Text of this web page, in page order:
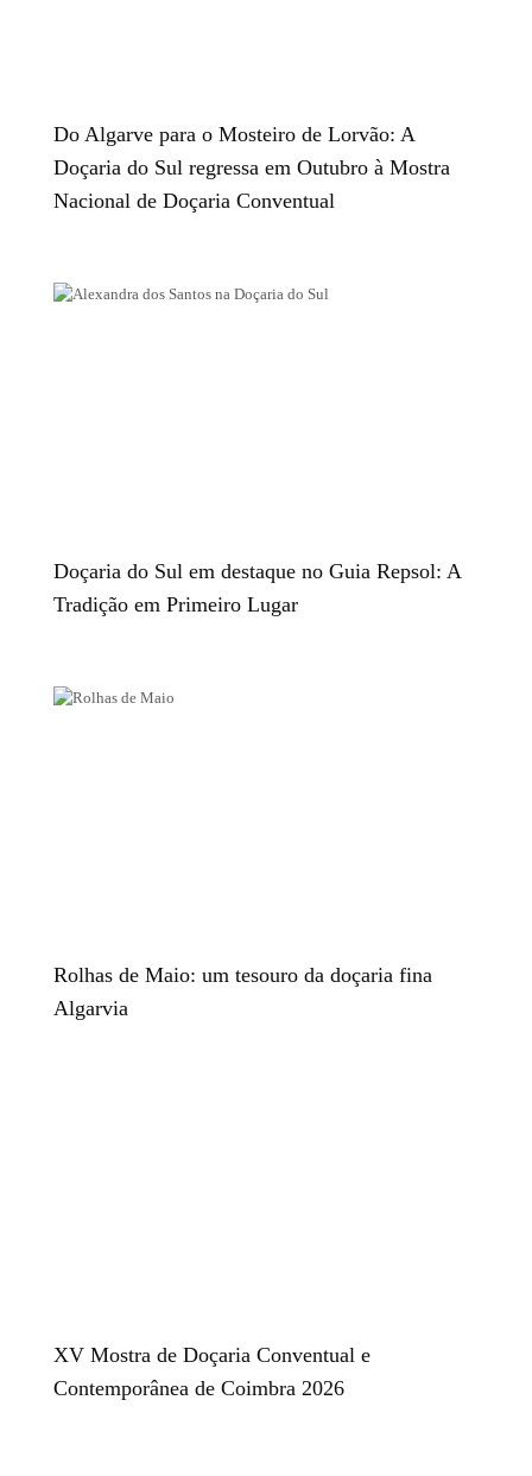
Do Algarve para o Mosteiro de Lorvão: A
Doçaria do Sul regressa em Outubro à Mostra
Nacional de Doçaria Conventual
Doçaria do Sul em destaque no Guia Repsol: A
Tradição em Primeiro Lugar
Rolhas de Maio: um tesouro da doçaria fina
Algarvia
XV Mostra de Doçaria Conventual e
Contemporânea de Coimbra 2026